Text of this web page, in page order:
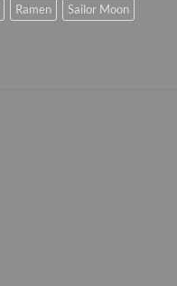
Ramen
Sailor Moon